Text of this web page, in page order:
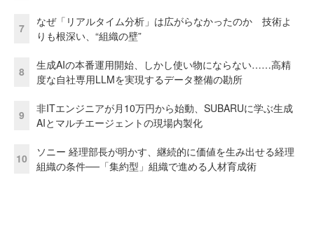
7
なぜ「リアルタイム分析」は広がらなかったのか 技術よ
りも根深い、“組織の壁”
8
生成AIの本番運用開始、しかし使い物にならない……高精
度な自社専用LLMを実現するデータ整備の勘所
9
非ITエンジニアが月10万円から始動、SUBARUに学ぶ生成
AIとマルチエージェントの現場内製化
10
ソニー 経理部長が明かす、継続的に価値を生み出せる経理
組織の条件──「集約型」組織で進める人材育成術